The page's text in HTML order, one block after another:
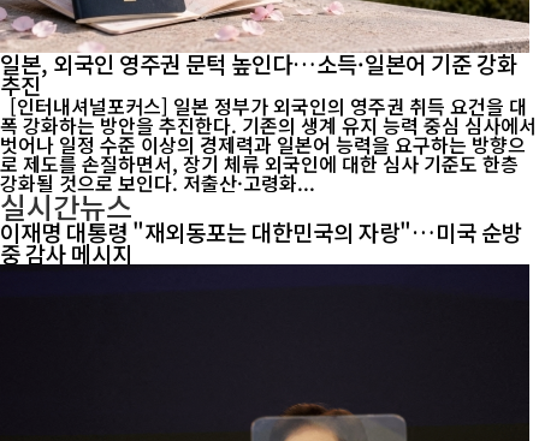
일본, 외국인 영주권 문턱 높인다…소득·일본어 기준 강화
추진
[인터내셔널포커스] 일본 정부가 외국인의 영주권 취득 요건을 대
폭 강화하는 방안을 추진한다. 기존의 생계 유지 능력 중심 심사에서
벗어나 일정 수준 이상의 경제력과 일본어 능력을 요구하는 방향으
로 제도를 손질하면서, 장기 체류 외국인에 대한 심사 기준도 한층
강화될 것으로 보인다. 저출산·고령화...
실시간뉴스
이재명 대통령 "재외동포는 대한민국의 자랑"…미국 순방
중 감사 메시지